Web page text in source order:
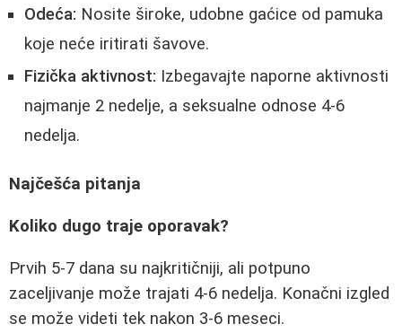
Odeća: Nosite široke, udobne gaćice od pamuka
koje neće iritirati šavove.
Fizička aktivnost: Izbegavajte naporne aktivnosti
najmanje 2 nedelje, a seksualne odnose 4-6
nedelja.
Najčešća pitanja
Koliko dugo traje oporavak?
Prvih 5-7 dana su najkritičniji, ali potpuno
zaceljivanje može trajati 4-6 nedelja. Konačni izgled
se može videti tek nakon 3-6 meseci.